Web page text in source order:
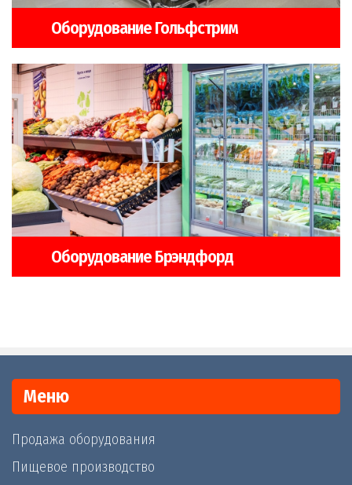
Оборудование Гольфстрим
Оборудование Брэндфорд
Меню
Продажа оборудования
Пищевое производство